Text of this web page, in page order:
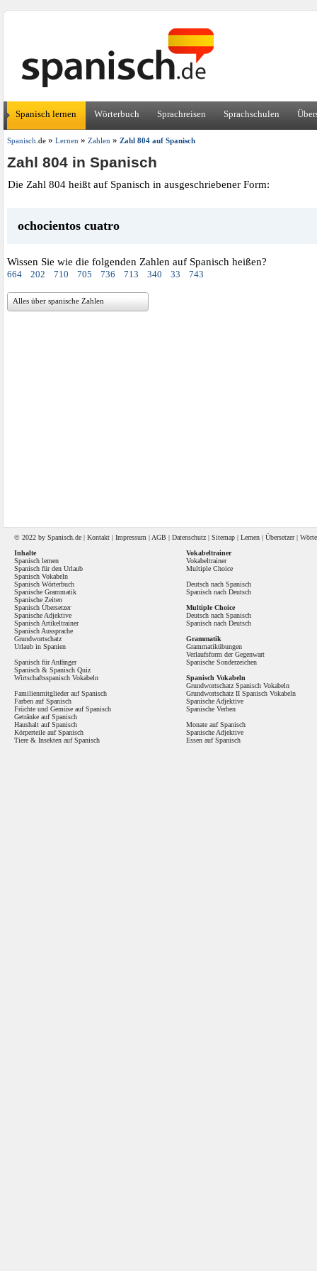
Spanisch lernen Wörterbuch Sprachreisen Sprachschulen
Spanisch .de» Lernen» Zahlen» Zahl 804 auf Spanisch
Zahl 804 in Spanisch
Die Zahl 804 heißt auf Spanisch in ausgeschriebener Form:
ochocientos cuatro
Wissen Sie wie die folgenden Zahlen auf Spanisch heißen?
664 202 710 705 736 713 340 33 743
Alles über spanische Zahlen
© 2022 by Spanisch .de | Kontakt | Impressum | AGB | Datenschutz | Sitemap | Lernen | Übersetzer|
Inhalte
Spanisch lernen
Spanisch für den Urlaub
Spanisch Vokabeln
Spanisch Wörterbuch
Spanische Grammatik
Spanische Zeiten
Spanisch Übersetzer
Spanische Adjektive
Spanisch Artikeltrainer
Spanisch Aussprache
Grundwortschatz
Urlaub in Spanien
Spanisch für Anfänger
Spanisch & Spanisch Quiz
Wirtschaftsspanisch Vokabeln
Familienmitglieder auf Spanisch
Farben auf Spanisch
Früchte und Gemüse auf Spanisch
Getränke auf Spanisch
Haushalt auf Spanisch
Körperteile auf Spanisch
Tiere & Insekten auf Spanisch
Vokabeltrainer
Vokabeltrainer
Multiple Choice
Deutsch nach Spanisch
Spanisch nach Deutsch
Multiple Choice
Deutsch nach Spanisch
Spanisch nach Deutsch
Grammatik
Grammatikübungen
Verlaufsform der Gegenwart
Spanische Sonderzeichen
Spanisch Vokabeln
Grundwortschatz Spanisch Vokabeln
Grundwortschatz II Spanisch Vokabeln
Spanische Adjektive
Spanische Verben
Monate auf Spanisch
Spanische Adjektive
Essen auf Spanisch